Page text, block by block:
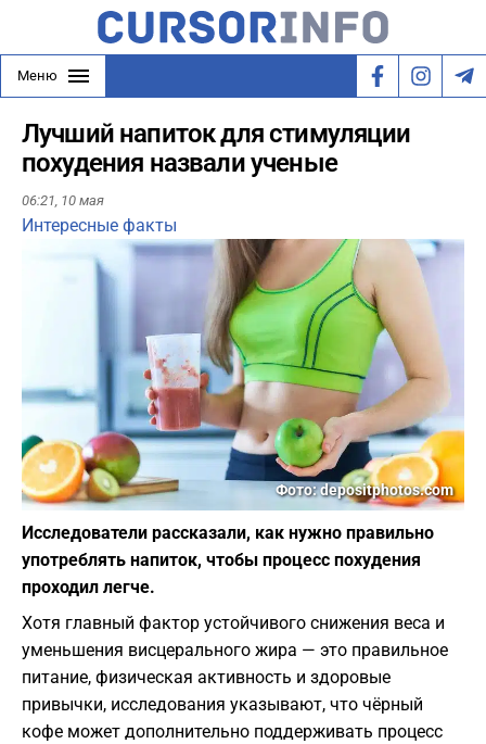
Меню
Лучший напиток для стимуляции
похудения назвали ученые
06:21, 10 мая
Интересные факты
Фото: depositphotos.com
Исследователи рассказали, как нужно правильно
употреблять напиток, чтобы процесс похудения
проходил легче.
Хотя главный фактор устойчивого снижения веса и
уменьшения висцерального жира — это правильное
питание, физическая активность и здоровые
привычки, исследования указывают, что чёрный
кофе может дополнительно поддерживать процесс